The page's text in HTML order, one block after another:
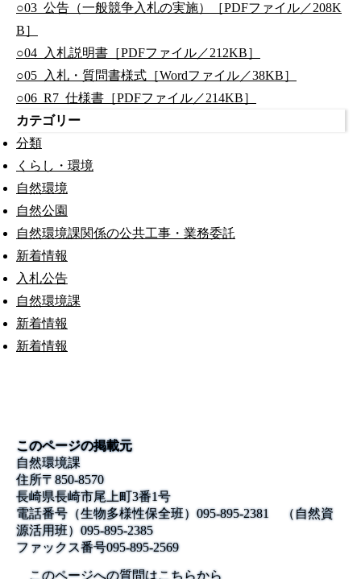
○03_公告（一般競争入札の実施）［PDFファイル／208K
B］
○04_入札説明書［PDFファイル／212KB］
○05_入札・質問書様式［Wordファイル／38KB］
○06_R7_仕様書［PDFファイル／214KB］
カテゴリー
分類
くらし・環境
自然環境
自然公園
自然環境課関係の公共工事・業務委託
新着情報
入札公告
自然環境課
新着情報
新着情報
このページの掲載元
自然環境課
住所〒850-8570
長崎県長崎市尾上町3番1号
電話番号 （生物多様性保全班）095-895-2381 （自然資
源活用班）095-895-2385
ファックス番号095-895-2569
このページへの質問はこちらから